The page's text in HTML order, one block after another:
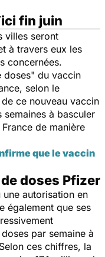
fin juin
villes seront
à travers eux les
concernées.
du vaccin
selon le
ce nouveau vaccin
à basculer
de manière
que le vaccin
doses Pfizer
autorisation en
également que ses
par semaine à
ces chiffres, la